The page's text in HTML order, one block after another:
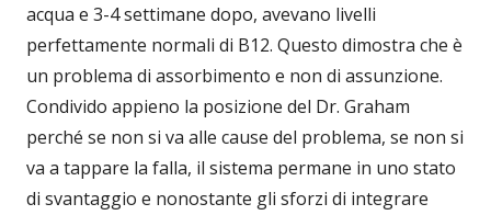
acqua e 3-4 settimane dopo, avevano livelli
perfettamente normali di B12. Questo dimostra che è
un problema di assorbimento e non di assunzione.
Condivido appieno la posizione del Dr. Graham
perché se non si va alle cause del problema, se non si
va a tappare la falla, il sistema permane in uno stato
di svantaggio e nonostante gli sforzi di integrare